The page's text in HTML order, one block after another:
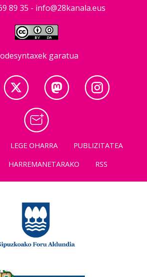
89 35 - info@28kanala.eus
garatua
LEGE OHARRA
PUBLIZITATEA
HARREMANETARAKO RSS